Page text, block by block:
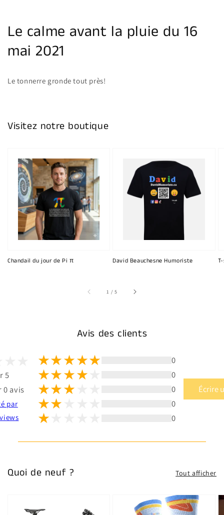
Le calme avant la pluie du 16
mai 2021
Le tonnerre gronde tout près!
Visitez notre boutique
Chandail du jour de Pi π David Beauchesne Humoriste
1 /sur
5
Avis des clients
5
0 avis
par
0
0
0
0
0
Écrire
Quoi de neuf ? Tout afficher